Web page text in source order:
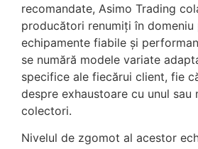
recomandate, Asimo Trading
producători renumiți în domeniu
echipamente fiabile și
se numără modele variate
specifice ale fiecărui client, fie
despre exhaustoare cu unul sau
colectori.
Nivelul de zgomot al acestor